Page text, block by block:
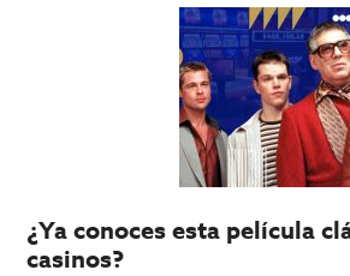
cuáles
son
los
casinos
más
grandes
mundo?
¿Ya conoces esta película
casinos?